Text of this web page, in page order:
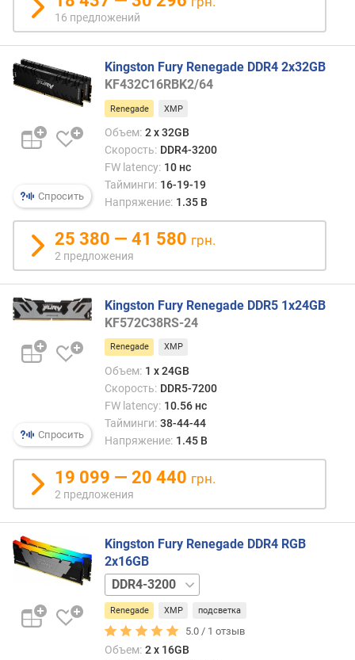
а
м
т
и
к
о
с
т
ь
(
M
T
/
s
п
у
с
н
п
о
б
16 предложений
Спросить
Kingston Fury Renegade DDR4 2x32GB
KF432C16RBK2/64
Renegade XMP
Объем: 2 x 32GB
Скорость: DDR4-3200
FW latency: 10 нс
Тайминги: 16-19-19
Напряжение: 1.35 В
25 380 — 41 580 грн.
2 предложения
Спросить
Kingston Fury Renegade DDR5 1x24GB
KF572C38RS-24
Renegade XMP
Объем: 1 x 24GB
Скорость: DDR5-7200
FW latency: 10.56 нс
Тайминги: 38-44-44
Напряжение: 1.45 В
19 099 — 20 440 грн.
2 предложения
Kingston Fury Renegade DDR4 RGB
2x16GB
DDR4-
3600
Renegade XMP подсветка
5.0 / 1 отзыв
Объем: 2 х 16GB